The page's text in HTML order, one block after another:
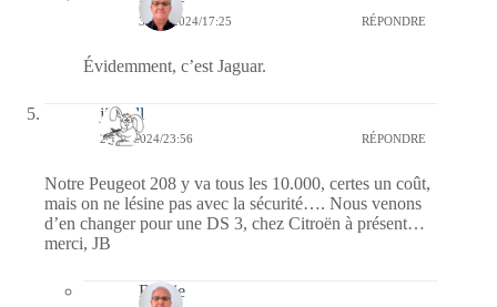
30/05/2024/17:25 RÉPONDRE
Évidemment, c’est Jaguar.
jill bill
29/05/2024/23:56 RÉPONDRE
Notre Peugeot 208 y va tous les 10.000, certes un coût,
mais on ne lésine pas avec la sécurité…. Nous venons
d’en changer pour une DS 3, chez Citroën à présent…
merci, JB
Bernie